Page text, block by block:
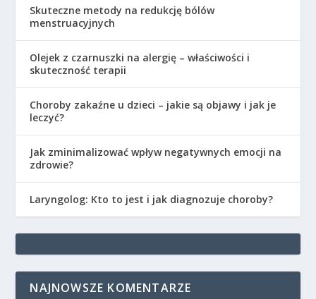
Skuteczne metody na redukcję bólów
menstruacyjnych
Olejek z czarnuszki na alergię – właściwości i
skuteczność terapii
Choroby zakaźne u dzieci – jakie są objawy i jak je
leczyć?
Jak zminimalizować wpływ negatywnych emocji na
zdrowie?
Laryngolog: Kto to jest i jak diagnozuje choroby?
NAJNOWSZE KOMENTARZE